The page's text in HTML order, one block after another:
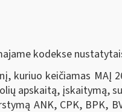
kodekse
kuriuo keičiamas MAĮ
apskaitą, įskaitymą,
ANK, CPK,